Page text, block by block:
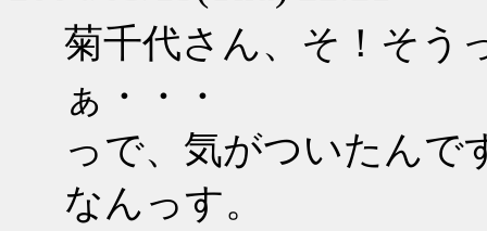
菊千代さん、そ！そう
ぁ・・・
っで、気がついたんで
なんっす。